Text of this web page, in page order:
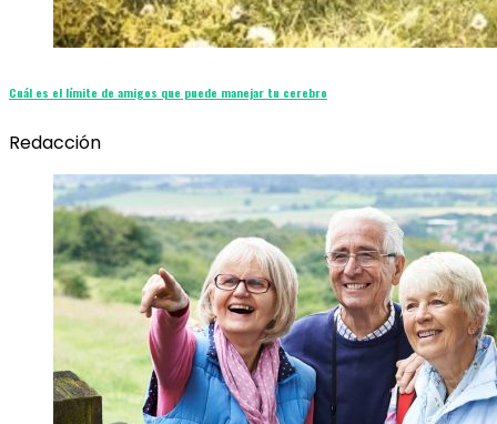
Cuál es el límite de amigos que puede manejar tu cerebro
Redacción